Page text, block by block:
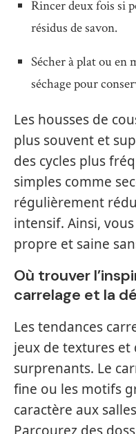
Rincer deux fois si
résidus de savon.
Sécher à plat ou en
séchage pour
Les housses de
plus souvent et
des cycles plus
simples comme
régulièrement
intensif. Ainsi,
propre et saine
Où trouver
carrelage et la
Les tendances
jeux de textures et
surprenants. Le
fine ou les motifs
caractère aux